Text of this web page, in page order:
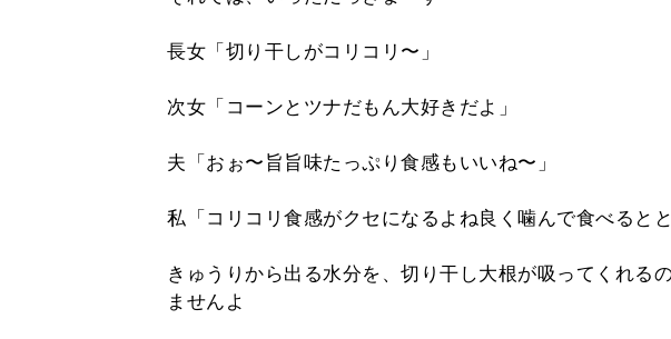
長女「切り干しがコリコリ〜」
次女「コーンとツナだもん大好きだよ」
夫「おぉ〜旨旨味たっぷり食感もいいね〜」
私「コリコリ食感がクセになるよね良く噛んで食べると
きゅうりから出る水分を、切り干し大根が吸ってくれる
ませんよ